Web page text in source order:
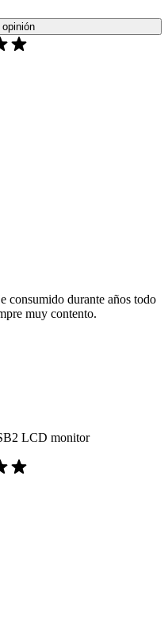
consumido durante años todo
muy contento.
LCD monitor